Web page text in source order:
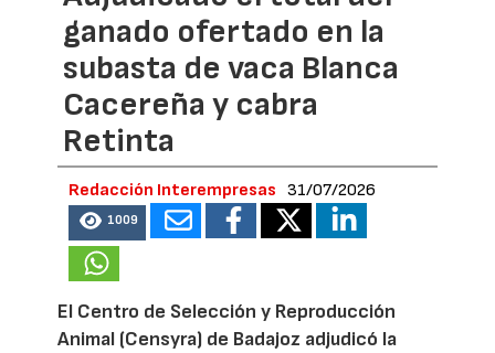
ganado ofertado en la
subasta de vaca Blanca
Cacereña y cabra
Retinta
Redacción Interempresas 31/07/2026
1009
El Centro de Selección y Reproducción
Animal (Censyra) de Badajoz adjudicó la